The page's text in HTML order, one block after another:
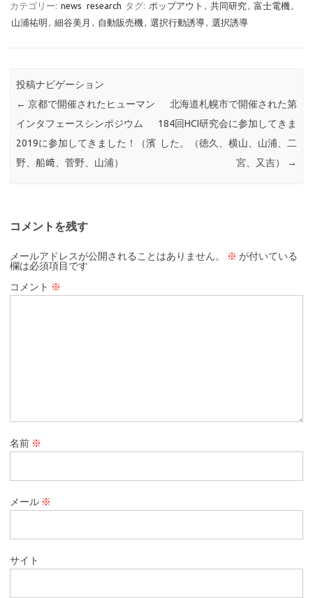
カテゴリー: news research タグ: ポップアウト , 共同研究, 富士電機,
山浦祐明 , 細谷美月 , 自動販売機, 選択行動誘導, 選択誘導
投稿ナビゲーション
← 京都で開催されたヒューマン
インタフェースシンポジウム
2019に参加してきました！（濱
野、船﨑、菅野、山浦）
北海道札幌市で開催された第
184回HCI研究会に参加してきま
した。（徳久、横山、山浦、二
宮、又吉）
→
コメントを残す
メールアドレスが公開されることはありません。 ※ が付いている
欄は必須項目です
コメント ※
名前 ※
メール ※
サイト